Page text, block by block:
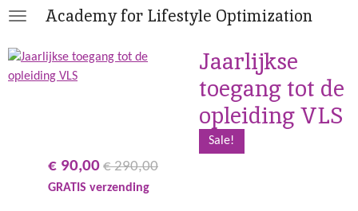
Ga
naar
de
Academy for Lifestyle Optimization
Jaarlijkse
toegang tot de
opleiding VLS
Sale!
€ 90,00 € 290,00
GRATIS verzending